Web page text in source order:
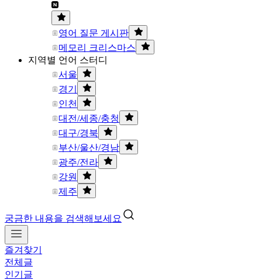
영어 질문 게시판
메모리 크리스마스
지역별 언어 스터디
서울
경기
인천
대전/세종/충청
대구/경북
부산/울산/경남
광주/전라
강원
제주
궁금한 내용을 검색해보세요
즐겨찾기
전체글
인기글